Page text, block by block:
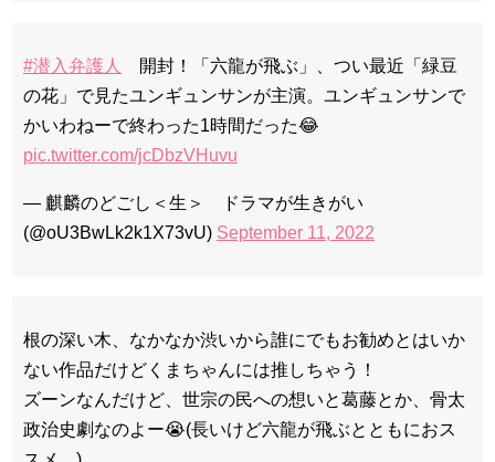
#潜入弁護人
開封！「六龍が飛ぶ」、つい最近「緑豆
の花」で見たユンギュンサンが主演。ユンギュンサンで
かいわねーで終わった1時間だった😂
pic.twitter.com/jcDbzVHuvu
— 麒麟のどごし＜生＞ ドラマが生きがい
(@oU3BwLk2k1X73vU) September 11, 2022
根の深い木、なかなか渋いから誰にでもお勧めとはいか
ない作品だけどくまちゃんには推しちゃう！
ズーンなんだけど、世宗の民への想いと葛藤とか、骨太
政治史劇なのよー😭(長いけど六龍が飛ぶとともにおス